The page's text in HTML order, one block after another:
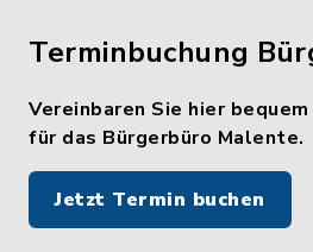
Terminbuchung
Vereinbaren Sie hier
für das Bürgerbüro Malente.
Jetzt Termin buchen